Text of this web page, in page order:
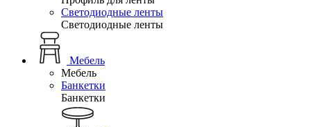
Светодиодные ленты
Светодиодные ленты
Мебель
Мебель
Банкетки
Банкетки